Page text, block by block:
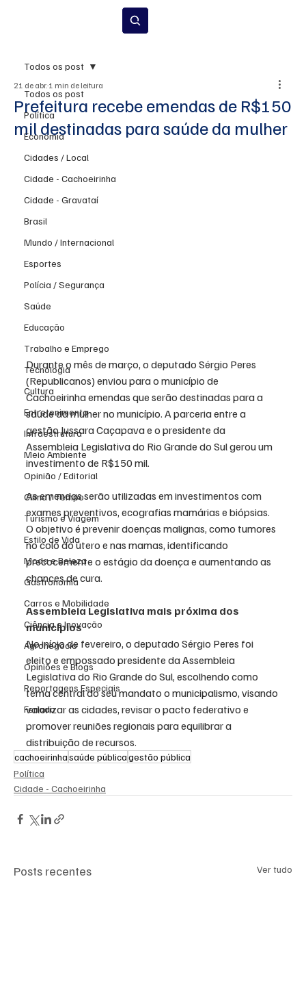
Todos os post
Política
Economia
Cidades / Local
Cidade - Cachoeirinha
Cidade - Gravataí
Brasil
Mundo / Internacional
Esportes
Polícia / Segurança
Saúde
Educação
Trabalho e Emprego
Tecnologia
Cultura
Entretenimento
Infraestrutura
Meio Ambiente
Opinião / Editorial
Clima / Tempo
Turismo e Viagem
Estilo de Vida
Moda e Beleza
Gastronomia
Carros e Mobilidade
Ciência e Inovação
Agronegócio
Opiniões e Blogs
Reportagens Especiais
Feriado
Todos os post
Prefeitura recebe emendas de R$150
mil destinadas para saúde da mulher
21 de abr. 1 min de leitura
Durante o mês de março, o deputado Sérgio Peres
(Republicanos) enviou para o município de
Cachoeirinha emendas que serão destinadas para a
saúde da mulher no município. A parceria entre a
gestão Jussara Caçapava e o presidente da
Assembleia Legislativa do Rio Grande do Sul gerou um
investimento de R$150 mil.
As emendas serão utilizadas em investimentos com
exames preventivos, ecografias mamárias e biópsias.
O objetivo é prevenir doenças malignas, como tumores
no colo do útero e nas mamas, identificando
precocemente o estágio da doença e aumentando as
chances de cura.
Assembleia Legislativa mais próxima dos
municípios
No início de fevereiro, o deputado Sérgio Peres foi
eleito e empossado presidente da Assembleia
Legislativa do Rio Grande do Sul, escolhendo como
tema central do seu mandato o municipalismo, visando
valorizar as cidades, revisar o pacto federativo e
promover reuniões regionais para equilibrar a
distribuição de recursos.
cachoeirinhasaúde públicagestão pública
Política
Cidade - Cachoeirinha
Posts recentes Ver tudo